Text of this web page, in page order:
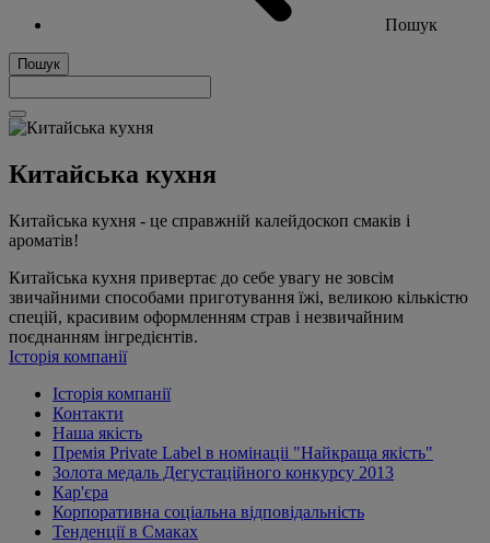
Пошук
Пошук
Китайська кухня
Китайська кухня - це справжній калейдоскоп смаків і
ароматів!
Китайська кухня привертає до себе увагу не зовсім
звичайними способами приготування їжі, великою кількістю
спецій, красивим оформленням страв і незвичайним
поєднанням інгредієнтів.
Історія компанії
Історія компанії
Контакти
Наша якість
Премія Private Label в номінаціі "Найкраща якість"
Золота медаль Дегустаційного конкурсу 2013
Кар'єра
Корпоративна соціальна відповідальність
Тенденції в Смаках